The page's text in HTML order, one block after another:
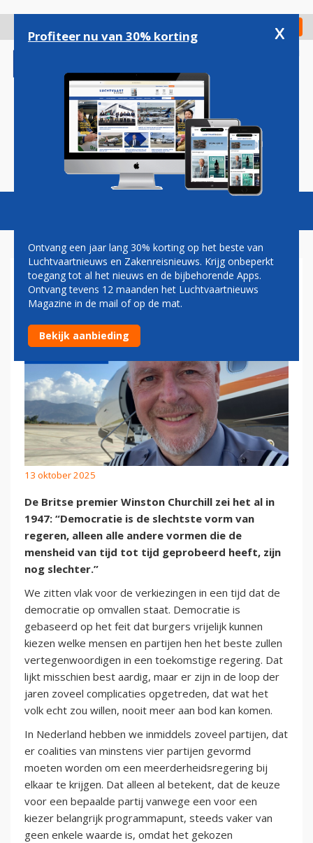
gaan
Check in
Magazine Podcasts Vacatures
STEMADVIES
13 oktober 2025
De Britse premier Winston Churchill zei het al in
1947: “Democratie is de slechtste vorm van
regeren, alleen alle andere vormen die de
mensheid van tijd tot tijd geprobeerd heeft, zijn
nog slechter.”
We zitten vlak voor de verkiezingen in een tijd dat de
democratie op omvallen staat. Democratie is
gebaseerd op het feit dat burgers vrijelijk kunnen
kiezen welke mensen en partijen hen het beste zullen
vertegenwoordigen in een toekomstige regering. Dat
lijkt misschien best aardig, maar er zijn in de loop der
jaren zoveel complicaties opgetreden, dat wat het
volk echt zou willen, nooit meer aan bod kan komen.
In Nederland hebben we inmiddels zoveel partijen, dat
er coalities van minstens vier partijen gevormd
moeten worden om een meerderheidsregering bij
elkaar te krijgen. Dat alleen al betekent, dat de keuze
voor een bepaalde partij vanwege een voor een
kiezer belangrijk programmapunt, steeds vaker van
geen enkele waarde is, omdat het gekozen
Profiteer nu van 30% korting x
Ontvang een jaar lang 30% korting op het beste van
Luchtvaartnieuws en Zakenreisnieuws. Krijg onbeperkt
toegang tot al het nieuws en de bijbehorende Apps.
Ontvang tevens 12 maanden het Luchtvaartnieuws
Magazine in de mail of op de mat.
Bekijk aanbieding